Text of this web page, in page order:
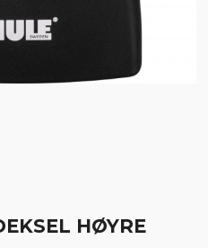
HØYRE